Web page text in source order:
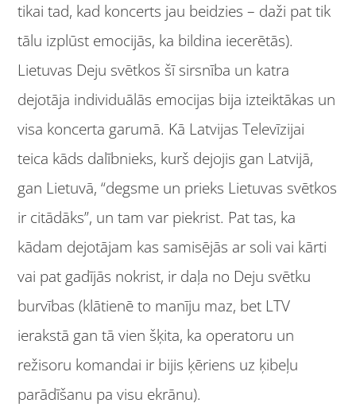
tikai tad, kad koncerts jau beidzies – daži pat tik
tālu izplūst emocijās, ka bildina iecerētās).
Lietuvas Deju svētkos šī sirsnība un katra
dejotāja individuālās emocijas bija izteiktākas un
visa koncerta garumā. Kā Latvijas Televīzijai
teica kāds dalībnieks, kurš dejojis gan Latvijā,
gan Lietuvā, “degsme un prieks Lietuvas svētkos
ir citādāks”, un tam var piekrist. Pat tas, ka
kādam dejotājam kas samisējās ar soli vai kārti
vai pat gadījās nokrist, ir daļa no Deju svētku
burvības (klātienē to manīju maz, bet LTV
ierakstā gan tā vien šķita, ka operatoru un
režisoru komandai ir bijis ķēriens uz ķibeļu
parādīšanu pa visu ekrānu).